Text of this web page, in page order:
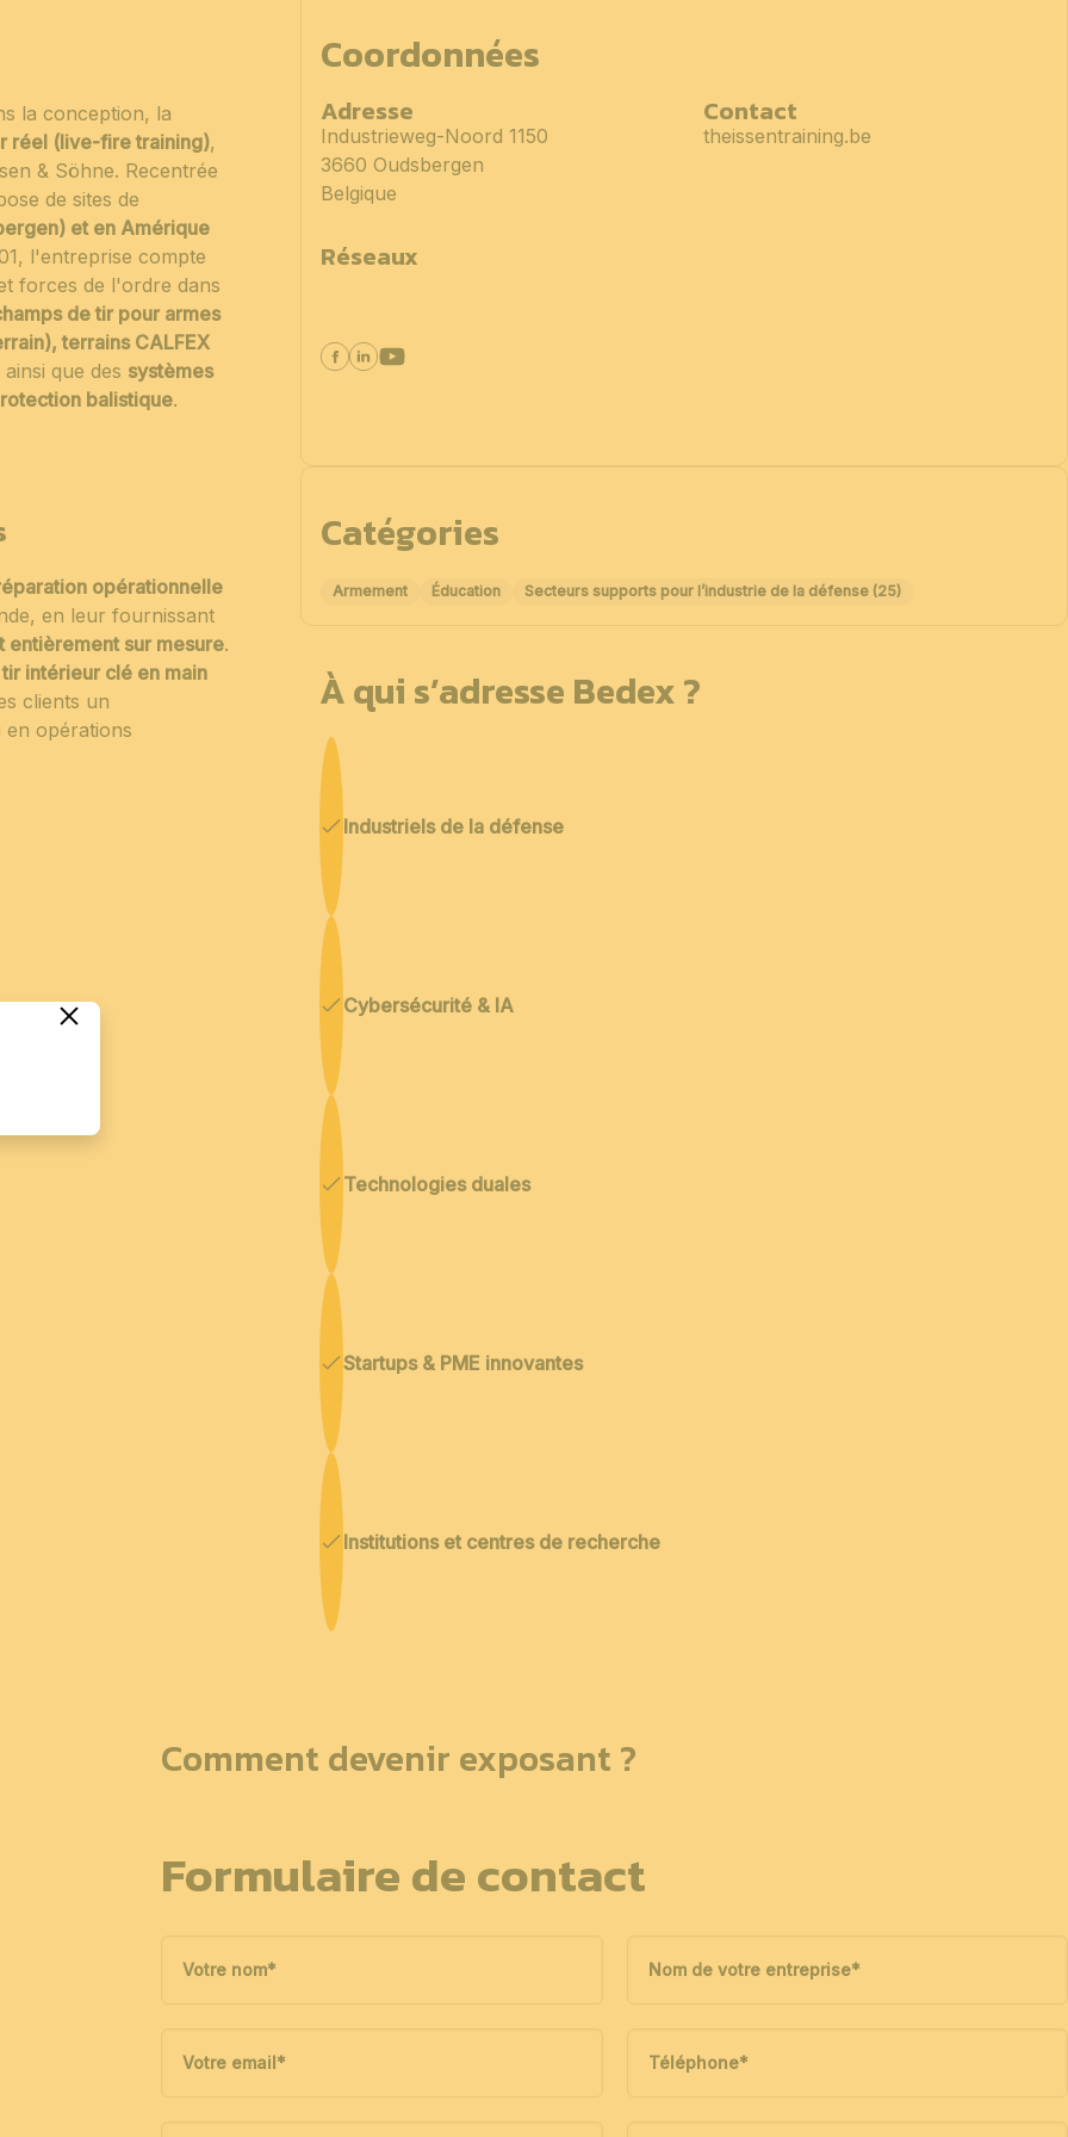
la conception, la
réel (live-fire training),
& Söhne. Recentrée
de sites de
et en Amérique
l'entreprise compte
forces de l'ordre dans
de tir pour armes
terrains CALFEX
que des systèmes
balistique.
opérationnelle
en leur fournissant
sur mesure.
intérieur clé en main
clients un
en opérations
Coordonnées
Adresse
Industrieweg-Noord 1150
3660 Oudsbergen
Belgique
Contact
theissentraining.be
Réseaux
Catégories
Armement Éducation Secteurs supports pour l’industrie de la défense (25)
À qui s’adresse Bedex ?
Industriels de la défense
Cybersécurité & IA
Technologies duales
Startups & PME innovantes
Institutions et centres de recherche
Comment devenir exposant ?
Formulaire de contact
Votre nom* Nom de votre entreprise*
Votre email* Téléphone*